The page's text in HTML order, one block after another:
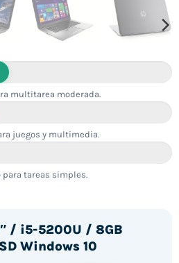
multitarea moderada.
juegos y multimedia.
para tareas simples.
/ i5-5200U / 8GB
Windows 10